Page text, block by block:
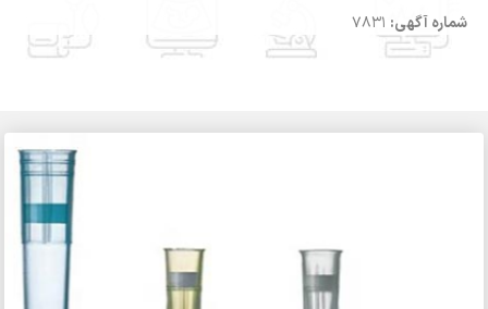
شماره آگهی: 7831